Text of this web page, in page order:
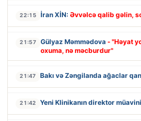
22:15 İran XİN: Əvvəlcə qalib gəlin,
21:57 Gülyaz Məmmədova - "Həyat
oxuma, nə məcburdur"
21:47 Bakı və Zəngilanda ağaclar
21:42 Yeni Klinikanın direktor müavini